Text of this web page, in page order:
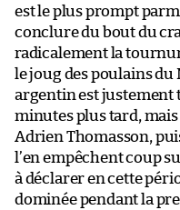
est le plus prompt
conclure du bout du
radicalement la
le joug des poulains
argentin est justement
minutes plus tard,
Adrien Thomasson,
l’en empêchent coup
à déclarer en cette
dominée pendant la